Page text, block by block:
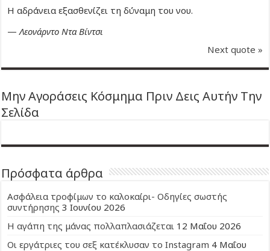
Η αδράνεια εξασθενίζει τη δύναμη του νου.
—Λεονάρντο Ντα Βίντσι
Next quote »
Μην Αγοράσεις Κόσμημα Πριν Δεις Αυτήν Την
Σελίδα
Πρόσφατα άρθρα
Ασφάλεια τροφίμων το καλοκαίρι- Οδηγίες σωστής
συντήρησης 3 Ιουνίου 2026
Η αγάπη της μάνας πολλαπλασιάζεται 12 Μαΐου 2026
Οι εργάτριες του σεξ κατέκλυσαν το Instagram 4 Μαΐου